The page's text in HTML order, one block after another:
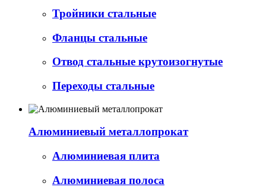
Тройники стальные
Фланцы стальные
Отвод стальные крутоизогнутые
Переходы стальные
Алюминиевый металлопрокат
Алюминиевая плита
Алюминиевая полоса